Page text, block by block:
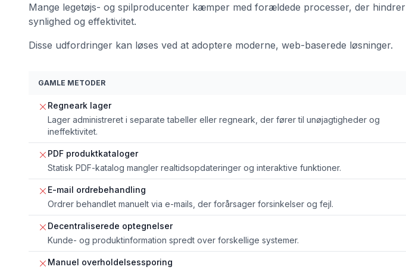
Mange legetøjs- og spilproducenter kæmper med forældede processer, der hindrer
synlighed og effektivitet.
Disse udfordringer kan løses ved at adoptere moderne, web-baserede løsninger.
GAMLE METODER
Regneark lager
Lager administreret i separate tabeller eller regneark, der fører til unøjagtigheder og
ineffektivitet.
PDF produktkataloger
Statisk PDF-katalog mangler realtidsopdateringer og interaktive funktioner.
E-mail ordrebehandling
Ordrer behandlet manuelt via e-mails, der forårsager forsinkelser og fejl.
Decentraliserede optegnelser
Kunde- og produktinformation spredt over forskellige systemer.
Manuel overholdelsessporing